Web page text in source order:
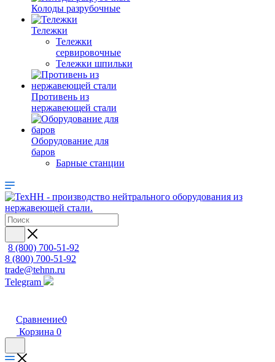
Колоды разрубочные
Тележки
Тележки
сервировочные
Тележки шпильки
Противень из
нержавеющей стали
Оборудование для
баров
Барные станции
8 (800) 700-51-92
8 (800) 700-51-92
trade@tehnn.ru
Telegram
Сравнение0
Корзина 0